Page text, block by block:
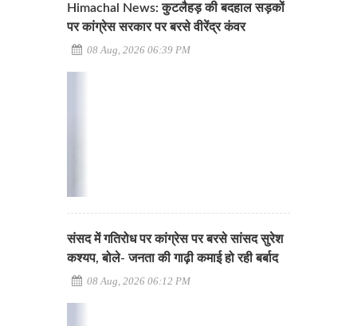
Himachal News: कुटलैहड़ की बदहाल सड़कों
पर कांग्रेस सरकार पर बरसे वीरेंद्र कंवर
08 Aug, 2026 06:39 PM
संसद में गतिरोध पर कांग्रेस पर बरसे सांसद सुरेश
कश्यप, बोले- जनता की गाढ़ी कमाई हो रही बर्बाद
08 Aug, 2026 06:12 PM